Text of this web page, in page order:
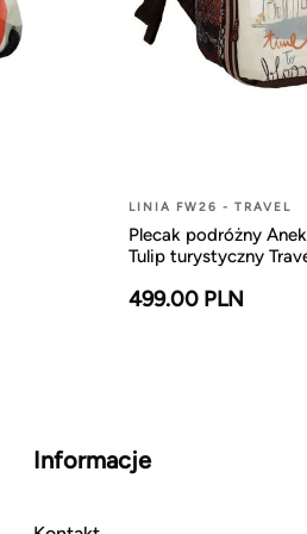
LINIA FW26 - TRAVEL
Plecak podróżny
Tulip turystyczny
499.00 PLN
Informacje